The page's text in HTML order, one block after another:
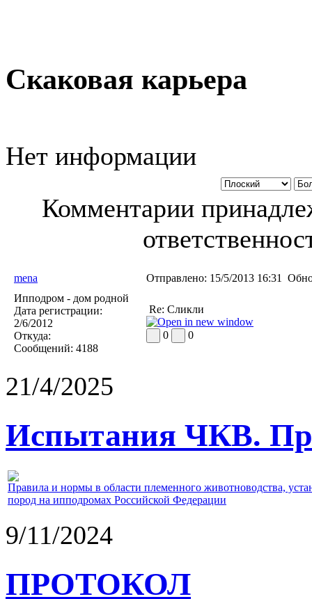
Скаковая карьера
Нет информации
Комментарии
mena Отправлено: 15/5/2013 16:31
Ипподром - дом родной
Дата регистрации:
2/6/2012
Откуда:
Сообщений: 4188
Re: Сликли
0 0
21/4/2025
Испытания ЧКВ.
Правила и нормы в области племенного животноводства,
пород на ипподромах Российской Федерации
9/11/2024
ПРОТОКОЛ